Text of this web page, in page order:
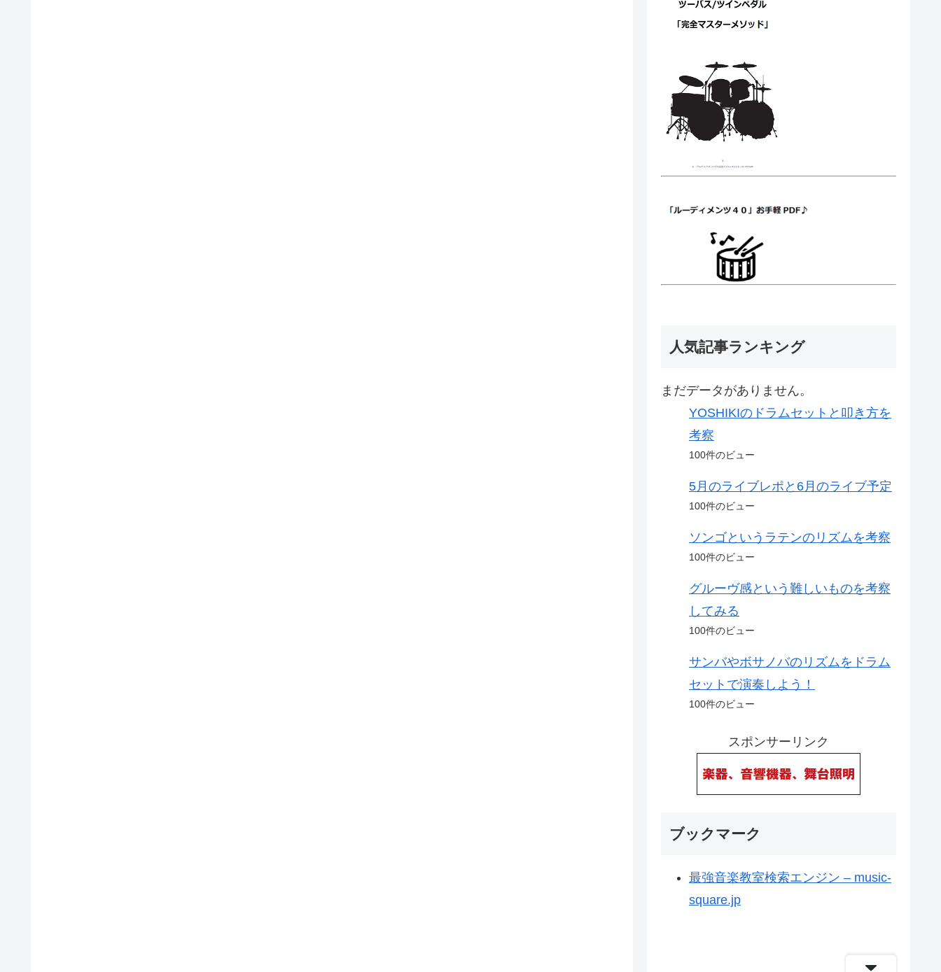
人気記事ランキング
まだデータがありません。
YOSHIKIのドラムセットと叩き方を
考察
100件のビュー
5月のライブレポと6月のライブ予定
100件のビュー
ソンゴというラテンのリズムを考察
100件のビュー
グルーヴ感という難しいものを考察
してみる
100件のビュー
サンバやボサノバのリズムをドラム
セットで演奏しよう！
100件のビュー
スポンサーリンク
ブックマーク
最強音楽教室検索エンジン – music-
square.jp